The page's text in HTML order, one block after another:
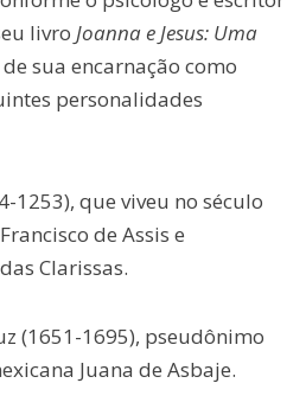
livro Joanna e Jesus: Uma
sua encarnação como
personalidades
1253), que viveu no século
de Assis e
Clarissas.
(1651-1695), pseudônimo
Juana de Asbaje.